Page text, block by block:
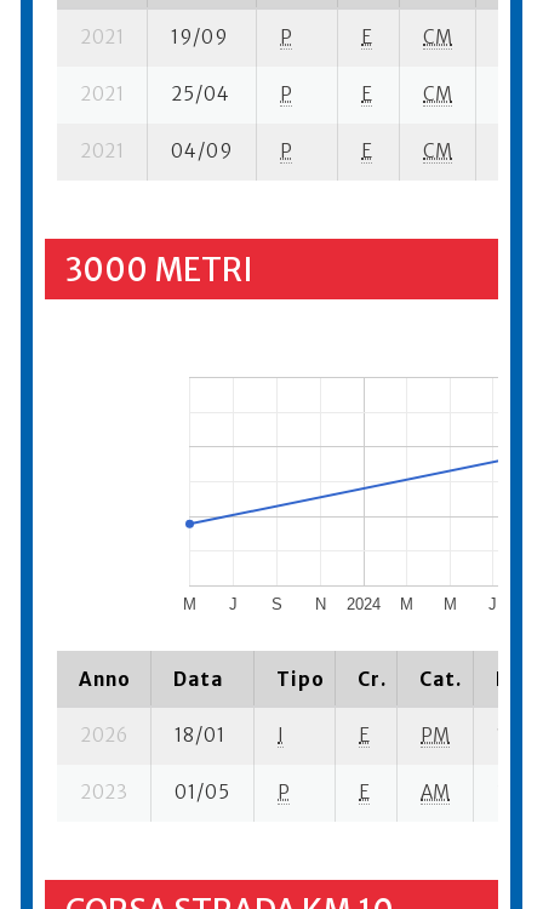
2021 19/09 P E CM
2021 25/04 P E CM
2021 04/09 P E CM
3000 METRI
2024
M J S N M M J
Anno Data Tipo Cr. Cat.
2026 18/01 I E PM 1 se-
2023 01/05 P E AM